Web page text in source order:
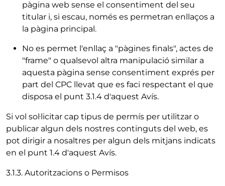
pàgina web sense el consentiment del seu
titular i, si escau, només es permetran enllaços a
la pàgina principal.
No es permet l'enllaç a "pàgines finals", actes de
"frame" o qualsevol altra manipulació similar a
aquesta pàgina sense consentiment exprés per
part del CPC llevat que es faci respectant el que
disposa el punt 3.1.4 d'aquest Avís.
Si vol sol·licitar cap tipus de permís per utilitzar o
publicar algun dels nostres continguts del web, es
pot dirigir a nosaltres per algun dels mitjans indicats
en el punt 1.4 d'aquest Avís.
3.1.3. Autoritzacions o Permisos